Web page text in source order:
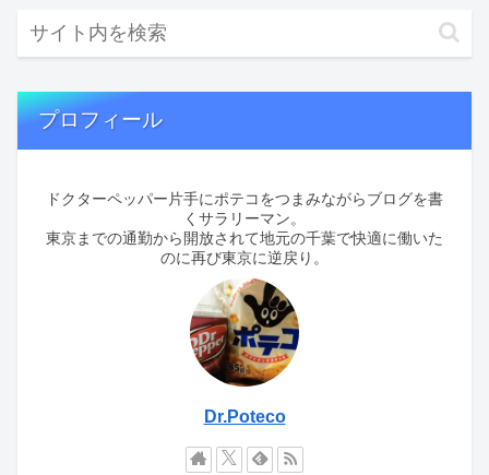
プロフィール
ドクターペッパー片手にポテコをつまみながらブログを書
くサラリーマン。
東京までの通勤から開放されて地元の千葉で快適に働いた
のに再び東京に逆戻り。
Dr.Poteco